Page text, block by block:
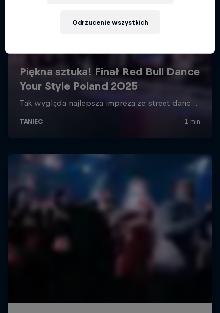
Odrzucenie wszystkich